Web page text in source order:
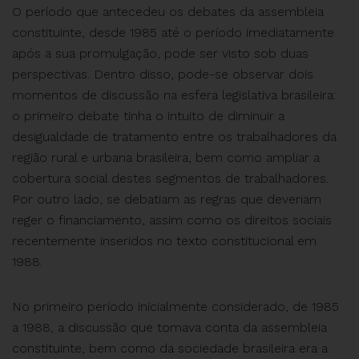
O período que antecedeu os debates da assembleia
constituinte, desde 1985 até o período imediatamente
após a sua promulgação, pode ser visto sob duas
perspectivas. Dentro disso, pode-se observar dois
momentos de discussão na esfera legislativa brasileira:
o primeiro debate tinha o intuito de diminuir a
desigualdade de tratamento entre os trabalhadores da
região rural e urbana brasileira, bem como ampliar a
cobertura social destes segmentos de trabalhadores.
Por outro lado, se debatiam as regras que deveriam
reger o financiamento, assim como os direitos sociais
recentemente inseridos no texto constitucional em
1988.
No primeiro período inicialmente considerado, de 1985
a 1988, a discussão que tomava conta da assembleia
constituinte, bem como da sociedade brasileira era a